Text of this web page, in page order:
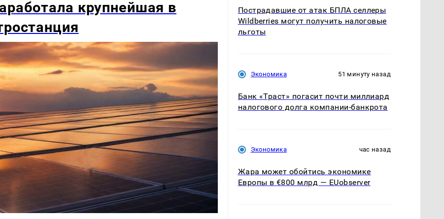
крупнейшая в
Пострадавшие от атак БПЛА селлеры
Wildberries могут получить налоговые
льготы
Экономика 51 минуту назад
Банк «Траст» погасит почти миллиард
налогового долга компании-банкрота
Экономика час назад
Жара может обойтись экономике
Европы в €800 млрд — EUobserver